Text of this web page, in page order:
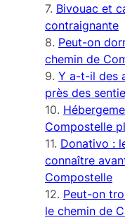
Bivouac et
contraignante
Peut-on
chemin de
Y a-t-il des
près des
Compostelle
Donativo :
connaître
Compostelle
Peut-on
le chemin de